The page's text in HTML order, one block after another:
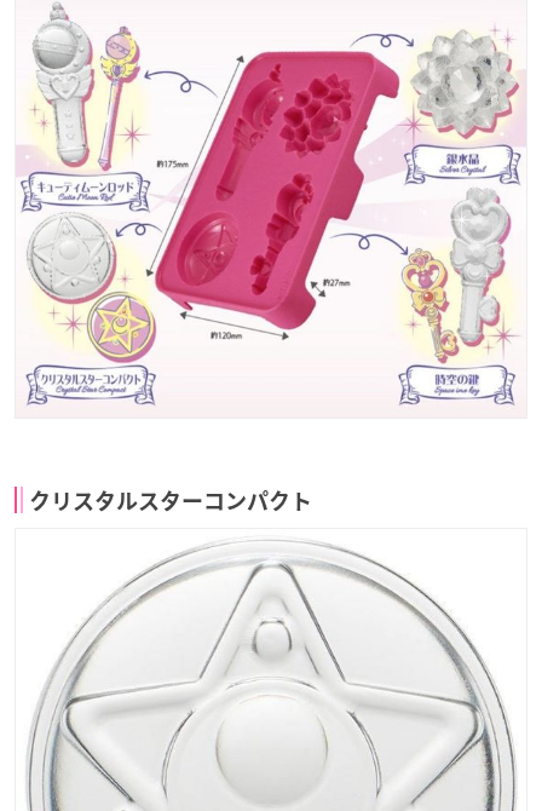
クリスタルスターコンパクト